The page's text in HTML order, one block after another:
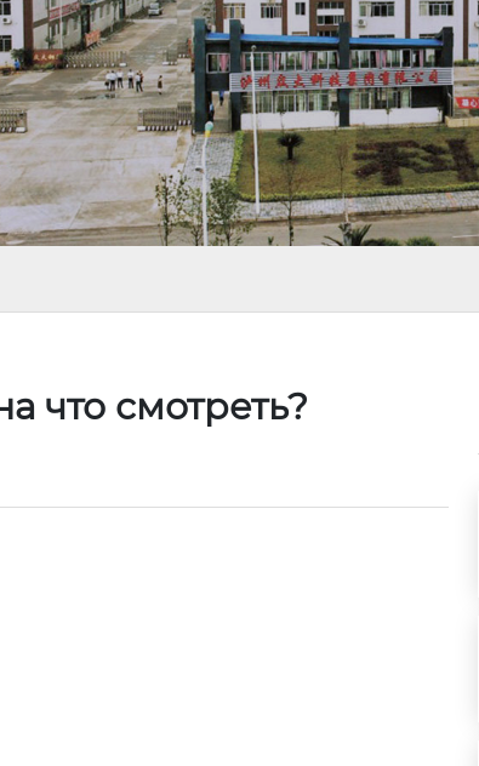
что смотреть?